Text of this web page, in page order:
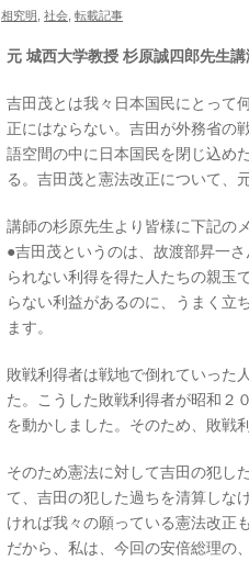
相究明 社会 転載記事
元 城西大学教授 杉原誠四郎先生講
吉田茂とは我々日本国民にとって
正にはならない。吉田が外務省の
語空間の中に日本国民を閉じ込め
る。吉田茂と憲法改正について、
講師の杉原先生より皆様に下記の
●吉田茂というのは、故渡部昇一
られない利得を得た人たちの親玉
らない利益があるのに、うまく立
ます。
敗戦利得者は戦地で倒れていった
た。こうした敗戦利得者が昭和２
を動かしました。そのため、敗戦
そのため憲法に対して吉田の犯し
て、吉田の犯した過ちを清算しな
ければ我々の願っている憲法改正
だから、私は、今回の安倍総理の